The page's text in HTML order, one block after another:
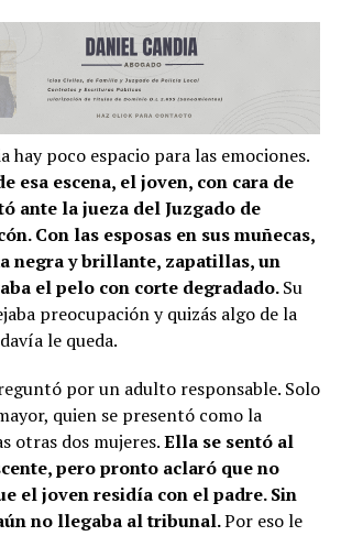
hay poco espacio para las emociones.
esa escena, el joven, con cara de
ante la jueza del Juzgado de
Con las esposas en sus muñecas,
negra y brillante, zapatillas, un
el pelo con corte degradado.Su
preocupación y quizás algo de la
le queda.
por un adulto responsable. Solo
quien se presentó como la
otras dos mujeres.Ella se sentó al
pero pronto aclaró que no
el joven residía con el padre. Sin
no llegaba al tribunal.Por eso le